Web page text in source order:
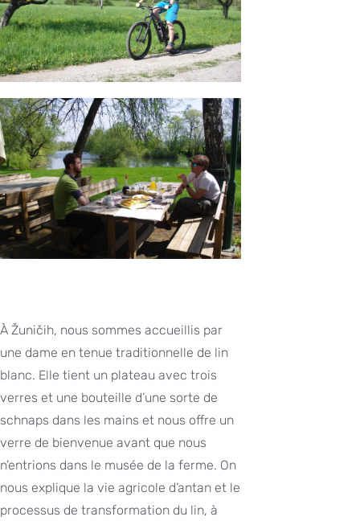
À Žuničih, nous sommes accueillis par
une dame en tenue traditionnelle de lin
blanc. Elle tient un plateau avec trois
verres et une bouteille d’une sorte de
schnaps dans les mains et nous offre un
verre de bienvenue avant que nous
n’entrions dans le musée de la ferme. On
nous explique la vie agricole d’antan et le
processus de transformation du lin, à